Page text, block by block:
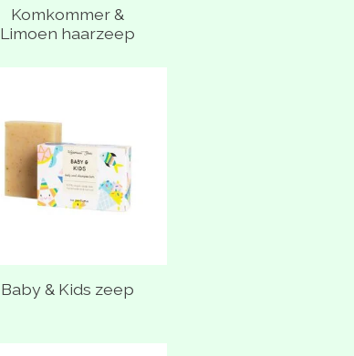
Komkommer &
Limoen haarzeep
Baby & Kids zeep